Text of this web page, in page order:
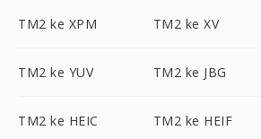
TM2 ke XPM TM2 ke XV
TM2 ke YUV TM2 ke JBG
TM2 ke HEIC TM2 ke HEIF